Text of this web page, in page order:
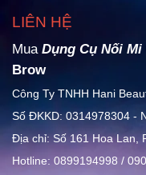
LIÊN HỆ
Mua Dụng Cụ Nối Mi
Brow
Công Ty TNHH Hani
Số ĐKKD: 0314978304 -
Địa chỉ: Số 161 Hoa Lan,
Hotline: 0899194998 /